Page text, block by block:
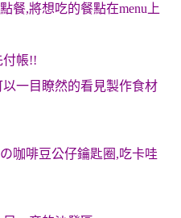
餐,將想吃的餐點在menu上
付帳!!
一目瞭然的看見製作食材
咖啡豆公仔鑰匙圈,吃卡哇